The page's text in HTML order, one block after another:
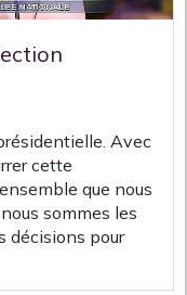
Avec
cette
que nous
sommes les
décisions pour